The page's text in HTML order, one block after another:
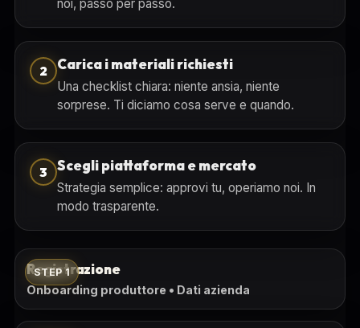
noi, passo per passo.
2 Carica i materiali richiesti
Una checklist chiara: niente ansia, niente
sorprese. Ti diciamo cosa serve e quando.
3 Scegli piattaforma e mercato
Strategia semplice: approvi tu, operiamo noi. In
modo trasparente.
STEP 1
Registrazione
Onboarding produttore • Dati azienda